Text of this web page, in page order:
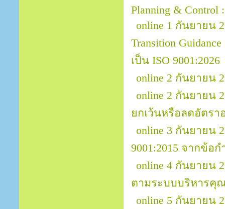
Planning & Control
online 1 กันยายน
Transition
เป็น ISO 9001:2026
online 2 กันยายน
online 2 กันยายน
ยกเว้นหรือลดอัตรา
online 3 กันยายน
9001:2015 จากข้อ
online 4 กันยายน
ตามระบบบริหารคุณ
online 5 กันยายน